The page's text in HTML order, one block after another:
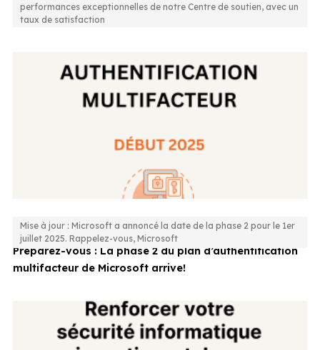
Le Centre de soutien GTI : l’efficacité continue!
performances exceptionnelles de notre Centre de soutien, avec un
taux de satisfaction
Préparez-vous : La phase 2 du plan d’authentification
multifacteur de Microsoft arrive!
Mise à jour : Microsoft a annoncé la date de la phase 2 pour le 1er
juillet 2025. Rappelez-vous, Microsoft